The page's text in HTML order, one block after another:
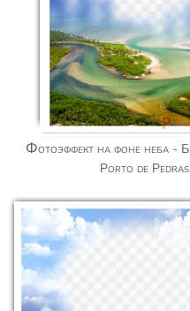
Фотоэффект на фоне неба - Бразилия, пляж
Porto de Pedras